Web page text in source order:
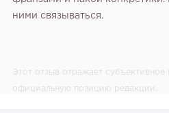
ними связываться.
Этот отзыв отражает субъективное
официальную позицию редакции.